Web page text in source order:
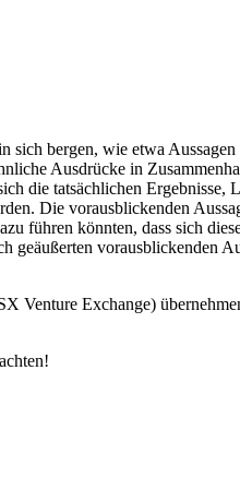
bergen, wie etwa
Ausdrücke in
die tatsächlichen
Die vorausblickenden
führen könnten, dass sich
vorausblickenden
Venture Exchange)